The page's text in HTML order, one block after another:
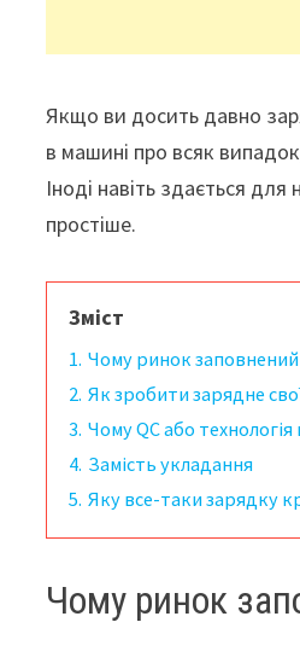
Якщо ви досить давно
в машині про всяк
Іноді навіть здається
простіше.
Зміст
1. Чому ринок
2. Як зробити зарядне
3. Чому QC або
4. Замість укладання
5. Яку все-таки зарядку
Чому ринок